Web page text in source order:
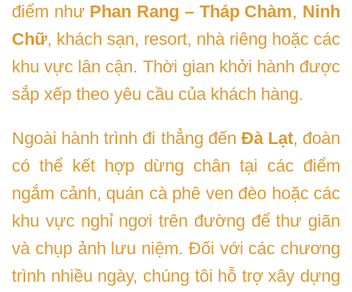
điểm như Phan Rang – Tháp Chàm, Ninh
Chữ, khách sạn, resort, nhà riêng hoặc các
khu vực lân cận. Thời gian khởi hành được
sắp xếp theo yêu cầu của khách hàng.
Ngoài hành trình đi thẳng đến Đà Lạt, đoàn
có thể kết hợp dừng chân tại các điểm
ngắm cảnh, quán cà phê ven đèo hoặc các
khu vực nghỉ ngơi trên đường để thư giãn
và chụp ảnh lưu niệm. Đối với các chương
trình nhiều ngày, chúng tôi hỗ trợ xây dựng